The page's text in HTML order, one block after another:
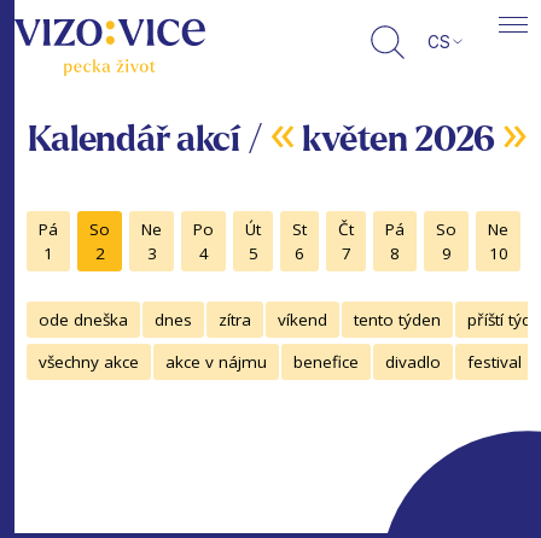
CS
Kalendář akcí / « květen 2026 »
Pá
1
So
2
Ne
3
Po
4
Út
5
St
6
Čt
7
Pá
8
So
9
Ne
10
ode dneška dnes zítra víkend tento týden
příští
všechny akce
akce v nájmu benefice divadlo festival